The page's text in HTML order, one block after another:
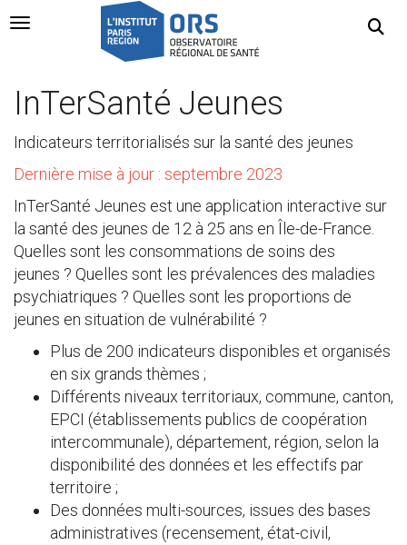
Navigation Toggle
InTerSanté Jeunes
Indicateurs territorialisés sur la santé des jeunes
Dernière mise à jour : septembre 2023
InTerSanté Jeunes est une application interactive sur
la santé des jeunes de 12 à 25 ans en Île-de-France.
Quelles sont les consommations de soins des
jeunes ? Quelles sont les prévalences des maladies
psychiatriques ? Quelles sont les proportions de
jeunes en situation de vulnérabilité ?
Plus de 200 indicateurs disponibles et organisés
en six grands thèmes ;
Différents niveaux territoriaux, commune, canton,
EPCI (établissements publics de coopération
intercommunale), département, région, selon la
disponibilité des données et les effectifs par
territoire ;
Des données multi-sources, issues des bases
administratives (recensement, état-civil,